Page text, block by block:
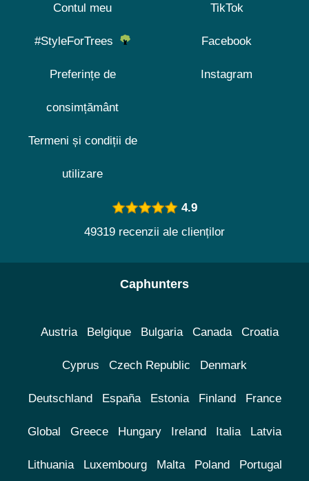
Contul meu
#StyleForTrees
Preferințe de
consimțământ
Termeni și condiții de
utilizare
TikTok
Facebook
Instagram
4.9
49319 recenzii ale clienților
Caphunters
Austria Belgique Bulgaria Canada Croatia
Cyprus Czech Republic Denmark
Deutschland España Estonia Finland France
Global Greece Hungary Ireland Italia Latvia
Lithuania Luxembourg Malta Poland Portugal